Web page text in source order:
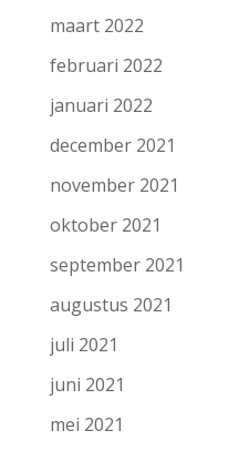
maart 2022
februari 2022
januari 2022
december 2021
november 2021
oktober 2021
september 2021
augustus 2021
juli 2021
juni 2021
mei 2021